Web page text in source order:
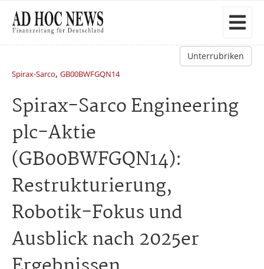
Unterrubriken
Spirax-Sarco, GB00BWFGQN14
Spirax-Sarco Engineering
plc-Aktie
(GB00BWFGQN14):
Restrukturierung,
Robotik-Fokus und
Ausblick nach 2025er